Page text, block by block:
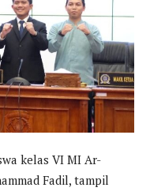
kelas VI MI Ar-
Fadil, tampil